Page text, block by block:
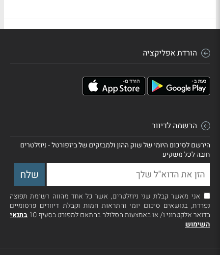
הורדת אפליקציה
הרשמה לדיוור
הירשם לסיכום היומי של שוק ההון ולמבזקים של ביזפורטל - ניוזלטרים
חובה לכל משקיע
אני מאשר קבלת שני ניוזלטרים, אשר כל אחד מהווה רשימת תפוצה
נפרדת, בנושאים סיכום יומי והתראות חמות וקבלת דיוורים פרסומיים
בדואר אלקטרוני ו/ או באמצעות הסלולר בהתאם למפורט בסעיף 10
בתנאי
השימוש